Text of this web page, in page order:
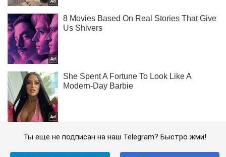
Ты еще не подписан на наш Telegram? Быстро жми!